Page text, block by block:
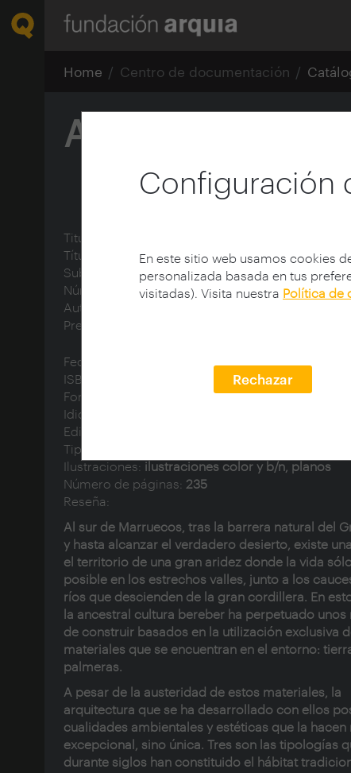
Configuración
En este sitio web usamos cookies
personalizada basada en tus
visitadas). Visita nuestra Política de
Rechazar
Home Centro de documentación
Arquitectura de
Titulo de la Colección:
Título:
Arquitectura de tierra en el sur de
Subtítulo:
El oasis de Skoura
Número de la colección: 18
Autor:
Prefacio:
Fecha de publicación:
ISBN:
Formato:
Idioma:
Editorial:
Tipo de documento:
Ilustraciones: ilustraciones color y b/n, planos
Número de páginas: 235
Reseña:
Al sur de Marruecos, tras la barrera natural del
y hasta alcanzar el verdadero desierto, existe
el territorio de una gran aridez donde la vida
posible en los estrechos valles, junto a los
ríos que descienden de la gran cordillera. En
la ancestral cultura bereber ha perpetuado unos
de construir basados en la utilización exclusiva
materiales que se encuentran en el entorno:
palmeras.
A pesar de la austeridad de estos materiales, la
arquitectura que se ha desarrollado con ellos
cualidades ambientales y estéticas que la hacen
excepcional, sino única. Tres son las tipologías
durante siglos han constituido el hábitat